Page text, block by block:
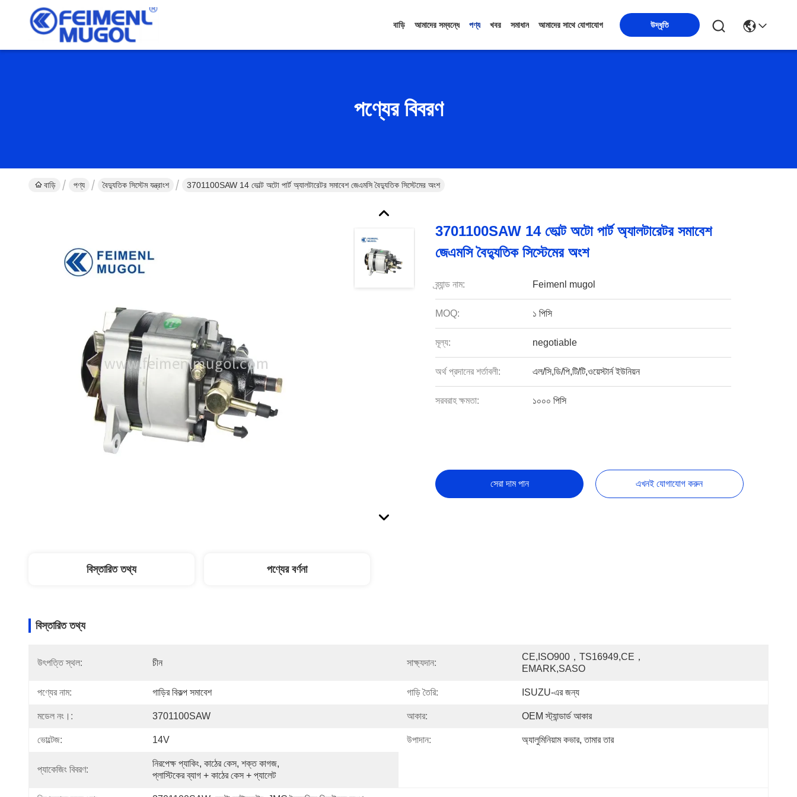
বাড়ি আমাদের সম্বন্ধে পণ্য খবর সমাধান আমাদের সাথে যোগাযোগ উদ্ধৃতি
পণ্যের বিবরণ
বাড়ি পণ্য বৈদ্যুতিক সিস্টেম যন্ত্রাংশ 3701100SAW 14 ভোল্ট অটো পার্ট অ্যালটারেটর সমাবেশ জেএমসি বৈদ্যুতিক সিস্টেমের অংশ
3701100SAW 14 ভোল্ট অটো পার্ট অ্যালটারেটর সমাবেশ
জেএমসি বৈদ্যুতিক সিস্টেমের অংশ
ব্র্যান্ড নাম: Feimenl mugol
MOQ: ১ পিসি
মূল্য: negotiable
অর্থ প্রদানের শর্তাবলী: এল/সি,ডি/পি,টি/টি,ওয়েস্টার্ন ইউনিয়ন
সরবরাহ ক্ষমতা: ১০০০ পিসি
সেরা দাম পান এখনই যোগাযোগ করুন
বিস্তারিত তথ্য পণ্যের বর্ণনা
বিস্তারিত তথ্য
উৎপত্তি স্থল: চীন সাক্ষ্যদান:
CE,ISO900，TS16949,CE，
EMARK,SASO
পণ্যের নাম: গাড়ির বিকল্প সমাবেশ গাড়ি তৈরি: ISUZU-এর জন্য
মডেল নং।: 3701100SAW আকার: OEM স্ট্যান্ডার্ড আকার
ভোল্টেজ: 14V উপাদান: অ্যালুমিনিয়াম কভার, তামার তার
প্যাকেজিং বিবরণ:
নিরপেক্ষ প্যাকিং, কাঠের কেস, শক্ত কাগজ,
প্লাস্টিকের ব্যাগ + কাঠের কেস + প্যালেট